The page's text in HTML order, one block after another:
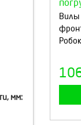
мм:
Вилы